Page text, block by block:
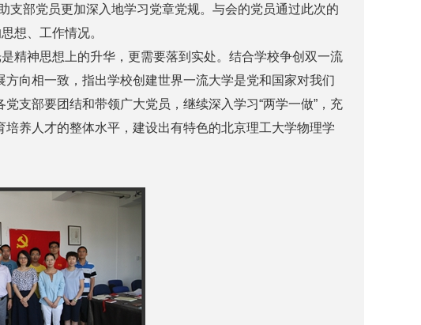
支部党员更加深入地学习党章党规。与会的党员通过此次的
想、工作情况。
神思想上的升华，更需要落到实处。结合学校争创双一流
向相一致，指出学校创建世界一流大学是党和国家对我们
支部要团结和带领广大党员，继续深入学习“两学一做”，充
养人才的整体水平，建设出有特色的北京理工大学物理学